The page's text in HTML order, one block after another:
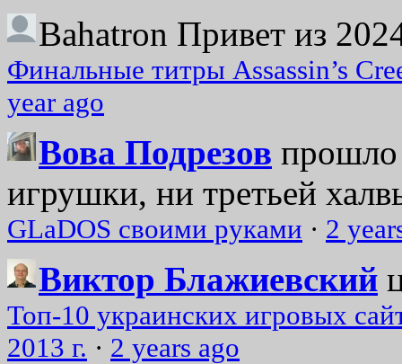
Bahatron Привет из
Финальные титры Assassin’s
year ago
Вова Подрезов прошло
игрушки, ни третьей
GLaDOS своими руками · 2
Виктор Блажиевский
Топ-10 украинских игровых
2013 г. · 2 years ago